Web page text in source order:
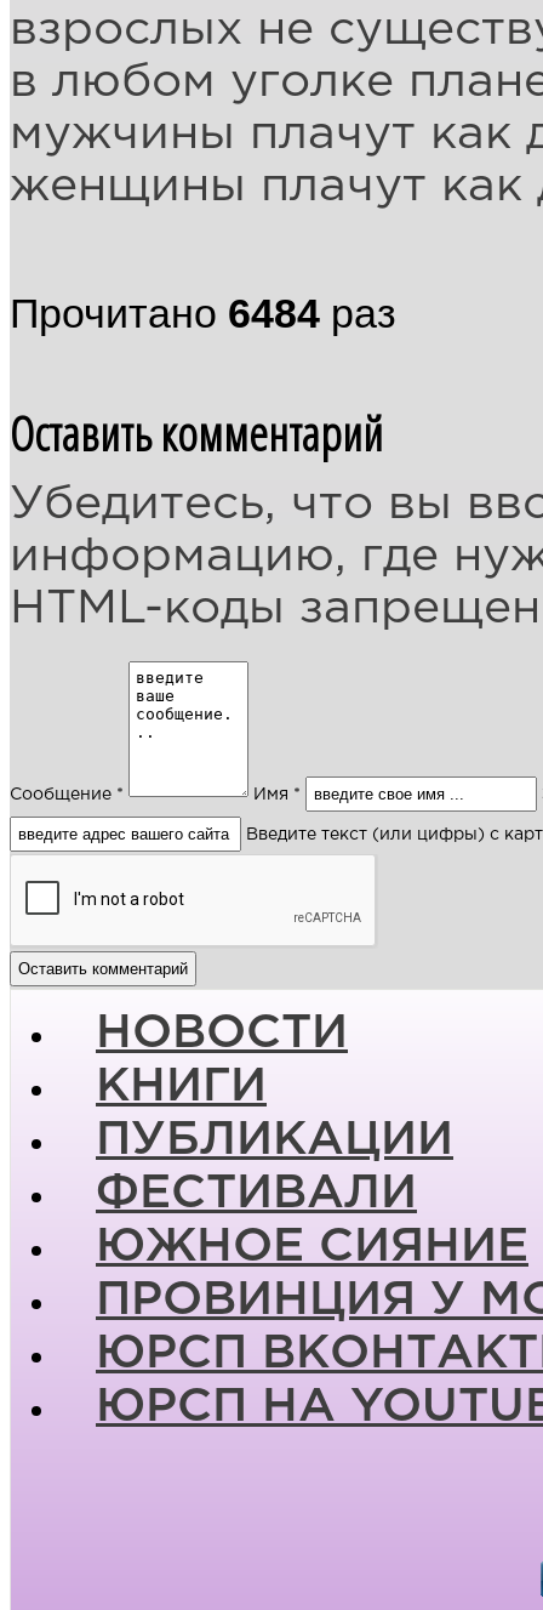
взрослых не
в любом уголке
мужчины плачут как
женщины плачут как
Прочитано 6484 раз
Оставить комментарий
Убедитесь, что вы
информацию, где
HTML-коды
Сообщение * Имя *
Введите текст (или цифры) с
НОВОСТИ
КНИГИ
ПУБЛИКАЦИИ
ФЕСТИВАЛИ
ЮЖНОЕ СИЯНИЕ
ПРОВИНЦИЯ У
ЮРСП
ЮРСП НА